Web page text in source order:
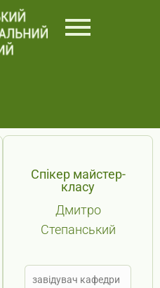
Спікер майстер-
класу
Дмитро
Степанський
завідувач кафедри